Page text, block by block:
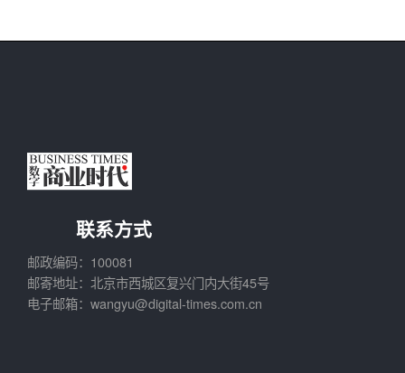
联系方式
邮政编码：100081
邮寄地址：北京市西城区复兴门内大街45号
电子邮箱：wangyu@digital-times.com.cn